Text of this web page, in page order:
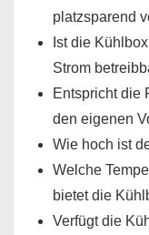
platzsparend
Ist die
Strom
Entspricht die
den eigenen
Wie hoch ist
Welche
bietet die
Verfügt die